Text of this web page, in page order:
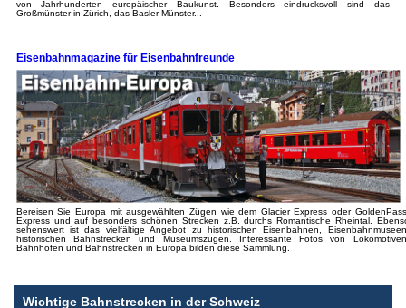
von Jahrhunderten europäischer Baukunst. Besonders eindrucksvoll sind das
Großmünster in Zürich, das Basler Münster...
Eisenbahnmagazine für Eisenbahnfreunde
Bereisen Sie Europa mit ausgewählten Zügen wie dem Glacier Express oder
Express und auf besonders schönen Strecken z.B. durchs Romantische Rheintal.
sehenswert ist das vielfältige Angebot zu historischen Eisenbahnen,
historischen Bahnstrecken und Museumszügen. Interessante Fotos von
Bahnhöfen und Bahnstrecken in Europa bilden diese Sammlung.
Wichtige Bahnstrecken in der Schweiz